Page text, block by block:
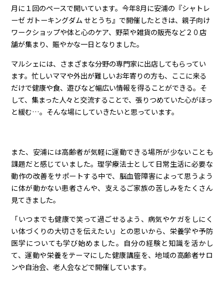
月に１回のペースで開いています。今年8月に安浦の『シャトレ
ーゼ ガトーキングダム せとうち』で開催したときは、親子向け
ワークショップや体と心のケア、野菜や雑貨の販売など２０店
舗が集まり、賑やかな一日となりました。
マルシェには、さまざまな分野の専門家に出店してもらってい
ます。忙しいママや外出が難しいお年寄りの方も、ここに来る
だけで健康や食、遊びなど幅広い情報を得ることができる。そ
して、集まった人々と交流することで、張りつめていた心がほっ
と緩む…。そんな場にしていきたいと思っています。
また、安浦には高齢者が気軽に運動できる場所が少ないことも
課題だと感じていました。理学療法士として日常生活に必要な
動作の改善をサポートする中で、脳血管障害によって思うよう
に体が動かない患者さんや、支えるご家族の苦しみをたくさん
見てきました。
「いつまでも健康で笑って過ごせるよう、病気やケガをしにく
い体づくりの大切さを伝えたい」との思いから、栄養学や予防
医学についても学び始めました。自分の経験と知識を活かし
て、運動や栄養をテーマにした健康講座を、地域の高齢者サロ
ンや自治会、老人会などで開催しています。